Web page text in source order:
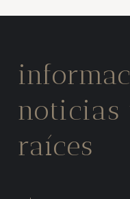
noticias
raíces